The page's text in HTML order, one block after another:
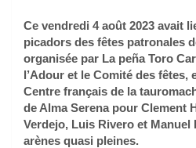
Ce vendredi 4 août 2023 avait
picadors des fêtes patronales
organisée par La peña Toro
l’Adour et le Comité des fêtes,
Centre français de la
de Alma Serena pour Clement
Verdejo, Luis Rivero et
arènes quasi pleines.